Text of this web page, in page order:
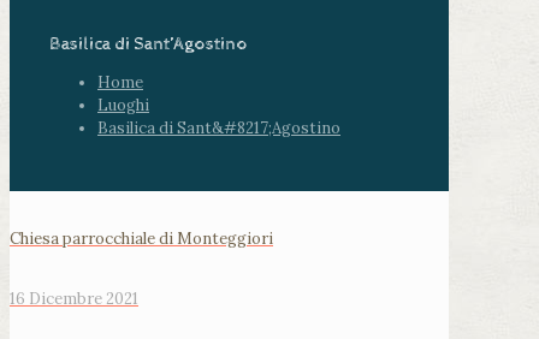
Basilica di Sant’Agostino
Home
Luoghi
Basilica di Sant&#8217;Agostino
Chiesa parrocchiale di Monteggiori
16 Dicembre 2021